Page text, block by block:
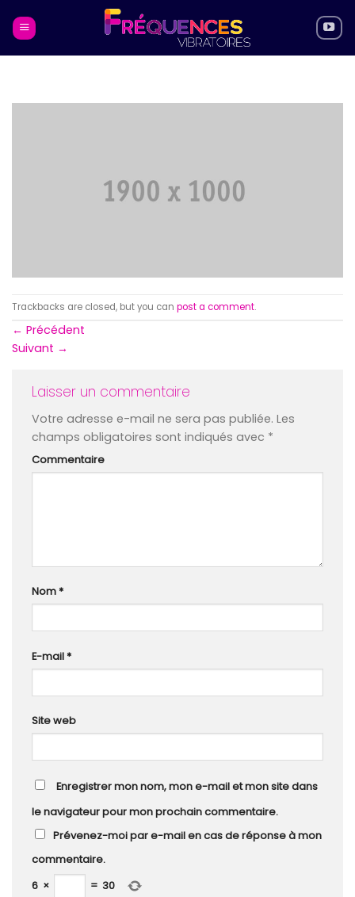
Trackbacks are closed, but you can post a comment.
← Précédent
Suivant →
Laisser un commentaire
Votre adresse e-mail ne sera pas publiée. Les
champs obligatoires sont indiqués avec *
Commentaire
Nom*
E-mail*
Site web
Enregistrer mon nom, mon e-mail et mon site dans
le navigateur pour mon prochain commentaire.
Prévenez-moi par e-mail en cas de réponse à mon
commentaire.
6 × = 30